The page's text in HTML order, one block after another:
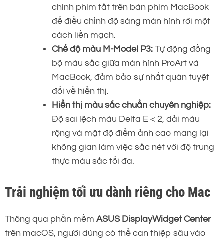
chính phím tắt trên bàn phím MacBook
để điều chỉnh độ sáng màn hình rời một
cách liền mạch.
Chế độ màu M-Model P3: Tự động đồng
bộ màu sắc giữa màn hình ProArt và
MacBook, đảm bảo sự nhất quán tuyệt
đối về hiển thị.
Hiển thị màu sắc chuẩn chuyên nghiệp:
Độ sai lệch màu Delta E < 2, dải màu
rộng và mật độ điểm ảnh cao mang lại
không gian làm việc sắc nét với độ trung
thực màu sắc tối đa.
Trải nghiệm tối ưu dành riêng cho Mac
Thông qua phần mềm ASUS DisplayWidget Center
trên macOS, người dùng có thể can thiệp sâu vào